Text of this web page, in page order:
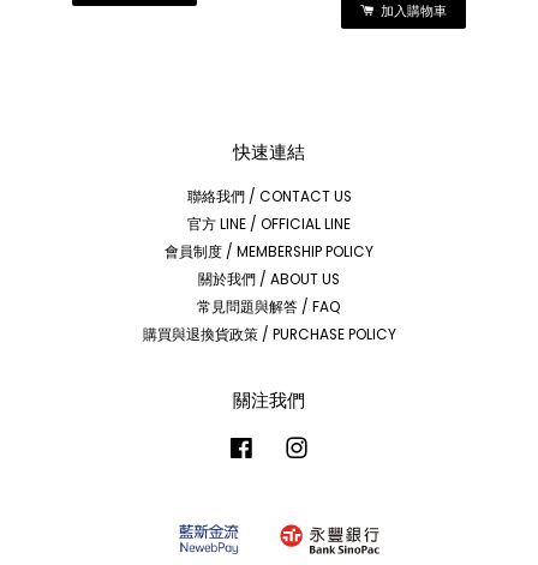
加入購物車
快速連結
聯絡我們 / CONTACT US
官方 LINE / OFFICIAL LINE
會員制度 / MEMBERSHIP POLICY
關於我們 / ABOUT US
常見問題與解答 / FAQ
購買與退換貨政策 / PURCHASE POLICY
關注我們
Facebook